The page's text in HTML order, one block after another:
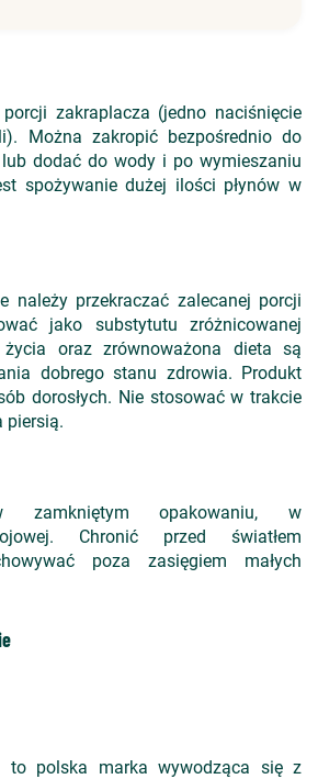
zakraplacza (jedno naciśnięcie
Można zakropić bezpośrednio do
dodać do wody i po wymieszaniu
spożywanie dużej ilości płynów w
należy przekraczać zalecanej porcji
jako substytutu zróżnicowanej
oraz zrównoważona dieta są
dobrego stanu zdrowia. Produkt
dorosłych. Nie stosować w trakcie
piersią.
zamkniętym opakowaniu, w
Chronić przed światłem
poza zasięgiem małych
to polska marka wywodząca się z